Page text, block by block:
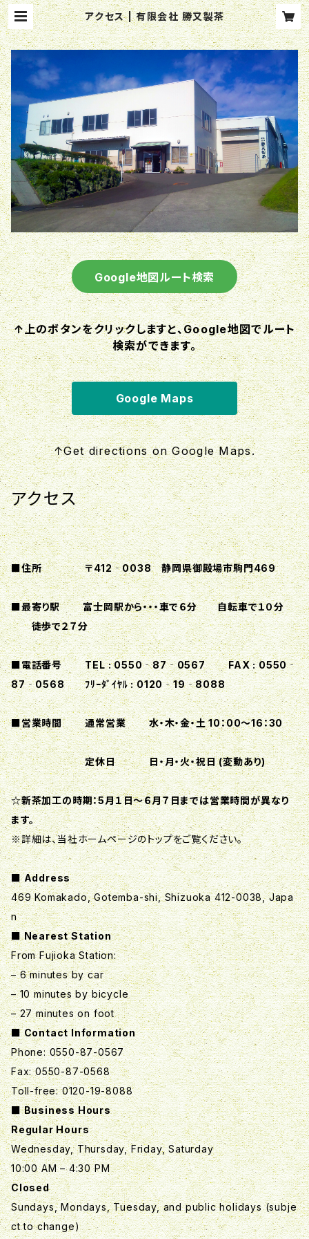
アクセス | 有限会社 勝又製茶
Google地図ルート検索
↑上のボタンをクリックしますと、Google地図でルート
検索ができます。
Google Maps
↑Get directions on Google Maps.
アクセス
■住所 〒412‐0038 静岡県御殿場市駒門469
■最寄り駅 富士岡駅から・・・車で６分 自転車で１０分
徒歩で２７分
■電話番号 TEL : 0550‐87‐0567 FAX : 0550‐
87‐0568 ﾌﾘｰﾀﾞｲﾔﾙ : 0120‐19‐8088
■営業時間 通常営業 水・木・金・土 10：00～16：30
定休日 日・月・火・祝日 (変動あり)
☆新茶加工の時期：5月１日～６月７日までは営業時間が異なり
ます。
※詳細は、当社ホームページのトップをご覧ください。
■ Address
469 Komakado, Gotemba-shi, Shizuoka 412-0038, Japa
n
■ Nearest Station
From Fujioka Station:
– 6 minutes by car
– 10 minutes by bicycle
– 27 minutes on foot
■ Contact Information
Phone: 0550-87-0567
Fax: 0550-87-0568
Toll-free: 0120-19-8088
■ Business Hours
Regular Hours
Wednesday, Thursday, Friday, Saturday
10:00 AM – 4:30 PM
Closed
Sundays, Mondays, Tuesday, and public holidays (subje
ct to change)